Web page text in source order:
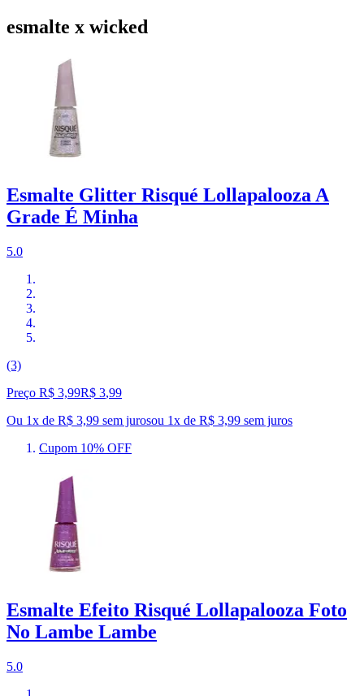
esmalte x wicked
Esmalte Glitter Risqué Lollapalooza A
Grade É Minha
5.0
(3)
Preço R$ 3,99R$ 3,99
Ou 1x de R$ 3,99 sem jurosou 1x de R$ 3,99 sem juros
Cupom 10% OFF
Esmalte Efeito Risqué Lollapalooza Foto
No Lambe Lambe
5.0